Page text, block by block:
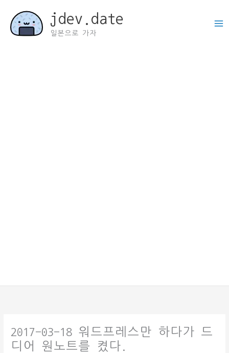
jdev.date
일본으로 가자
2017-03-18 워드프레스만 하다가 드
디어 원노트를 켰다.